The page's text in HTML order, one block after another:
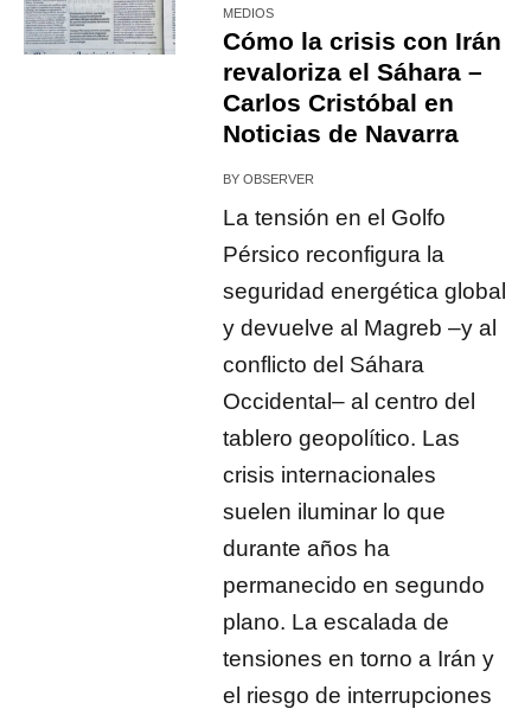
MEDIOS
Cómo la crisis con Irán
revaloriza el Sáhara –
Carlos Cristóbal en
Noticias de Navarra
BYOBSERVER
La tensión en el Golfo
Pérsico reconfigura la
seguridad energética global
y devuelve al Magreb –y al
conflicto del Sáhara
Occidental– al centro del
tablero geopolítico. Las
crisis internacionales
suelen iluminar lo que
durante años ha
permanecido en segundo
plano. La escalada de
tensiones en torno a Irán y
el riesgo de interrupciones